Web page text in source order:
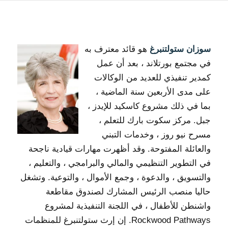
سوزان ستولتنبرغ هو قائد معترف به
في مجتمع بورتلاند ، بعد أن عمل
كمدير تنفيذي للعديد من الوكالات
على مدى الأربعين سنة الماضية ،
بما في ذلك مشروع كاسكيد للإيدز ،
جبل. مركز سكوت بارك للتعلم ،
مسرح نيو روز ، وخدمات التبني
والعائلة المفتوحة. وقد أظهرت مهارات قيادية ناجحة
في التطوير التنظيمي والمالي والبرامجي ، والتعليم ،
والتسويق ، والدعوة ، وجمع الأموال ، والتوعية. وتشغل
حاليا منصب الرئيس المشارك لصندوق مقاطعة
واشنطن للأطفال ، في اللجنة التنفيذية لمشروع
Rockwood Pathways. إن إرث ستولتنبرغ للمنظمات